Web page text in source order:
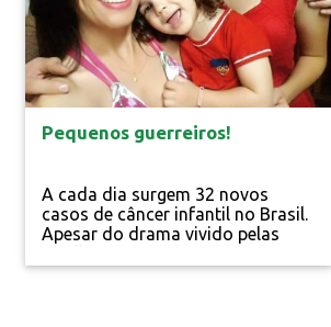
Pequenos guerreiros!
A cada dia surgem 32 novos
casos de câncer infantil no Brasil.
Apesar do drama vivido pelas
tratamento da doença é melhor